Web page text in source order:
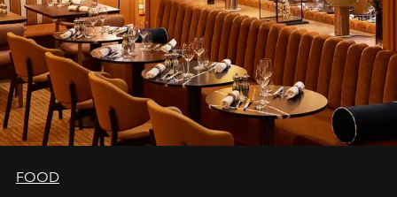
FOOD